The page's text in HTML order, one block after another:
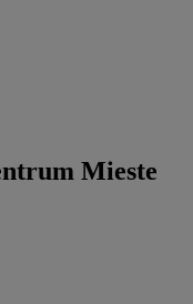
Mieste